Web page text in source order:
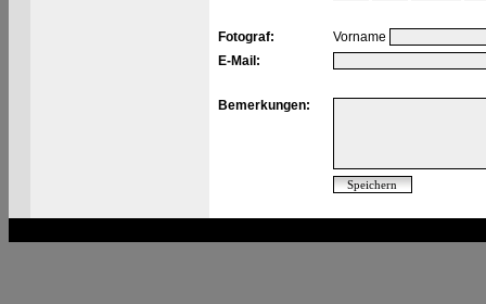
Fotograf:
Vorname
E-Mail:
Bemerkungen: